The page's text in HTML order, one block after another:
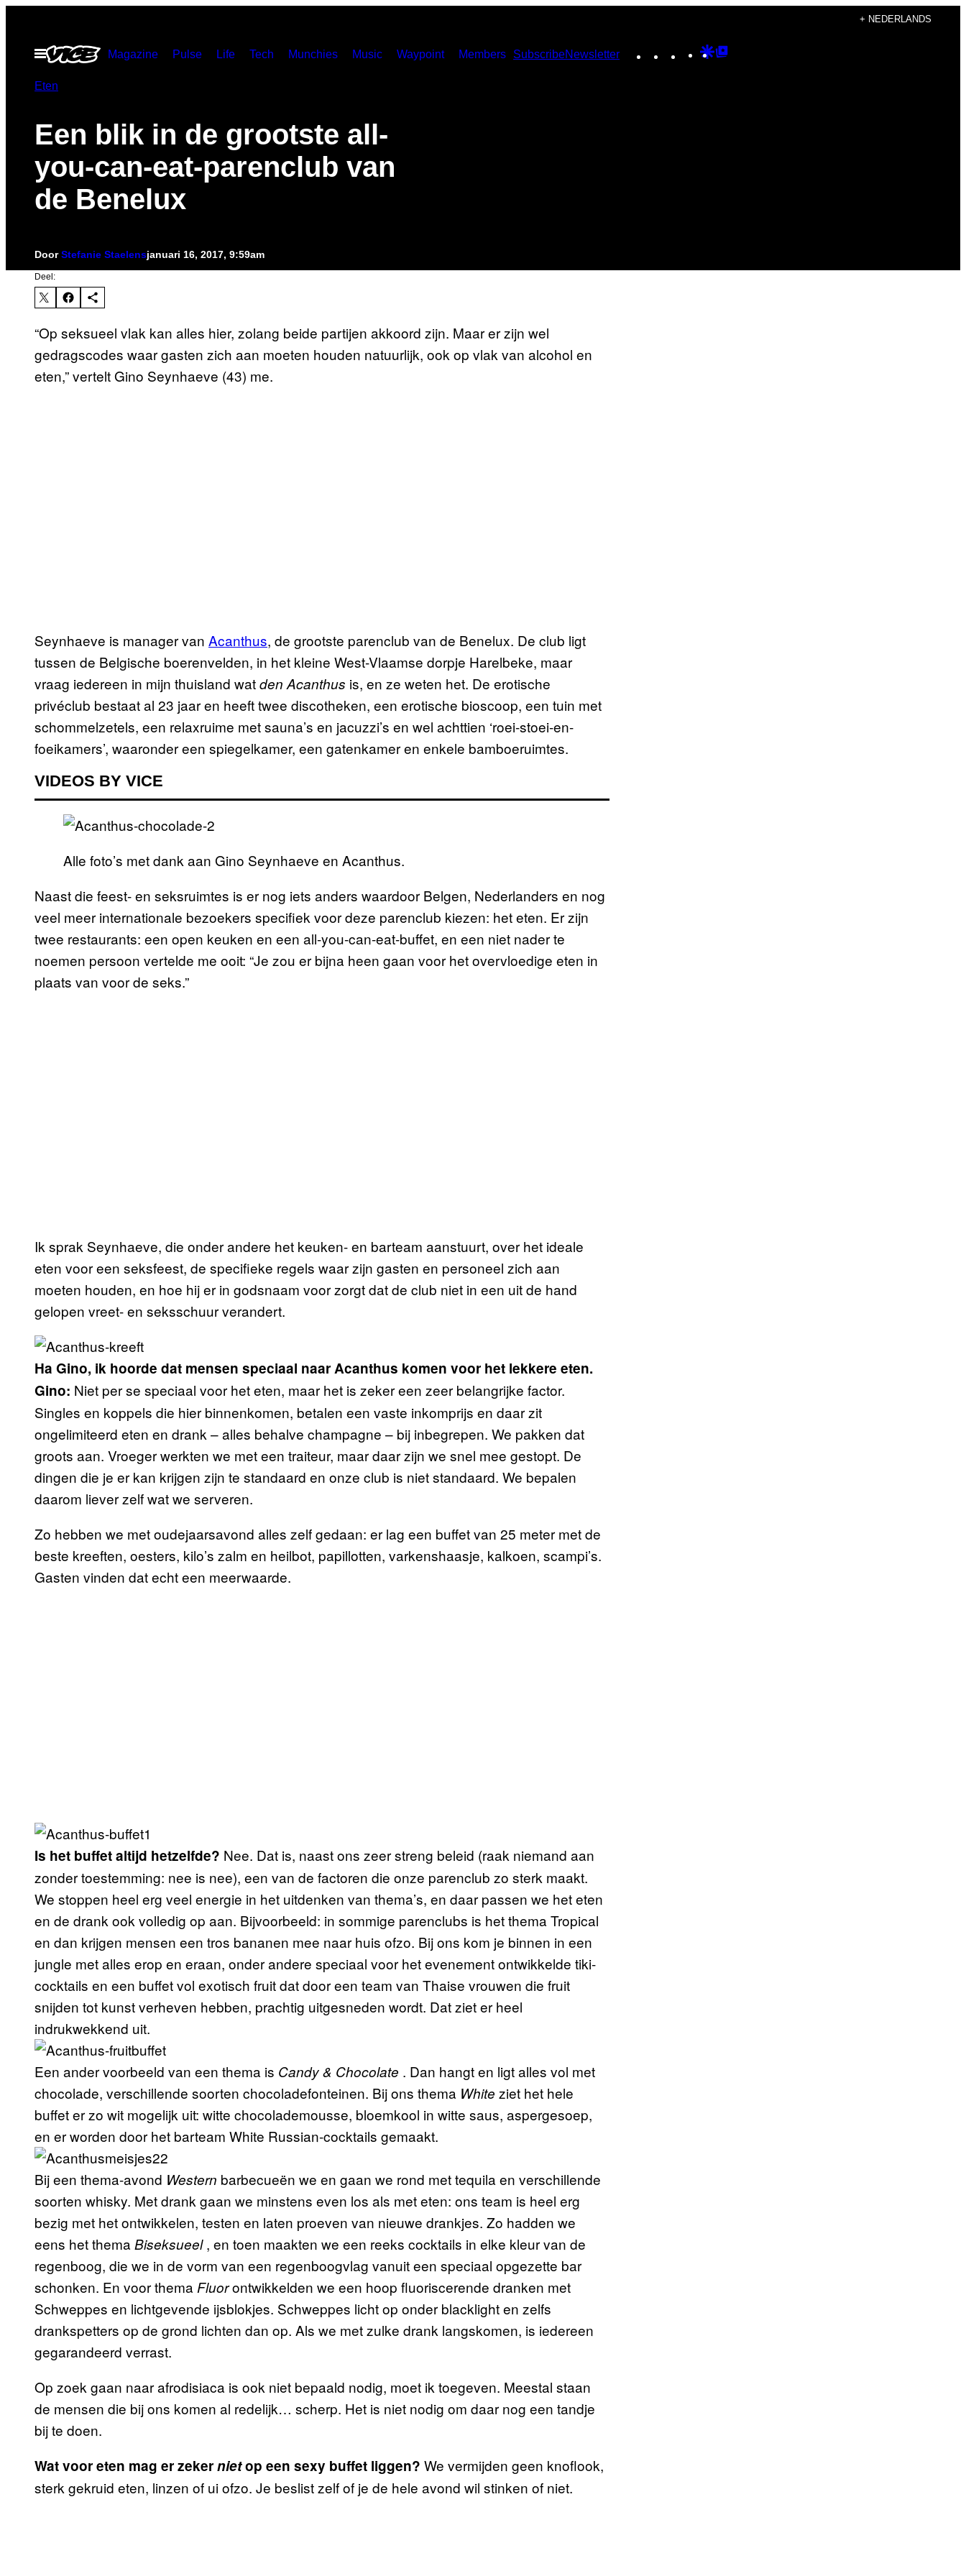
inhoud
+ NEDERLANDS
Open
menu
Magazine Pulse Life Tech Munchies Music Waypoint Members SubscribeNewsletter Instagram
TikTokYouTube
Google
Eten
Een blik in de grootste all-
you-can-eat-parenclub van
de Benelux
DoorStefanie Staelensjanuari 16, 2017, 9:59am
Deel:
“Op seksueel vlak kan alles hier, zolang beide partijen akkoord zijn. Maar er zijn wel
gedragscodes waar gasten zich aan moeten houden natuurlijk, ook op vlak van alcohol en
eten,” vertelt Gino Seynhaeve (43) me.
Seynhaeve is manager van Acanthus, de grootste parenclub van de Benelux. De club ligt
tussen de Belgische boerenvelden, in het kleine West-Vlaamse dorpje Harelbeke, maar
vraag iedereen in mijn thuisland watden Acanthus is, en ze weten het. De erotische
privéclub bestaat al 23 jaar en heeft twee discotheken, een erotische bioscoop, een tuin met
schommelzetels, een relaxruime met sauna’s en jacuzzi’s en wel achttien ‘roei-stoei-en-
foeikamers’, waaronder een spiegelkamer, een gatenkamer en enkele bamboeruimtes.
VIDEOS BY VICE
Alle foto’s met dank aan Gino Seynhaeve en Acanthus.
Naast die feest- en seksruimtes is er nog iets anders waardoor Belgen, Nederlanders en nog
veel meer internationale bezoekers specifiek voor deze parenclub kiezen: het eten. Er zijn
twee restaurants: een open keuken en een all-you-can-eat-buffet, en een niet nader te
noemen persoon vertelde me ooit: “Je zou er bijna heen gaan voor het overvloedige eten in
plaats van voor de seks.”
Ik sprak Seynhaeve, die onder andere het keuken- en barteam aanstuurt, over het ideale
eten voor een seksfeest, de specifieke regels waar zijn gasten en personeel zich aan
moeten houden, en hoe hij er in godsnaam voor zorgt dat de club niet in een uit de hand
gelopen vreet- en seksschuur verandert.
Ha Gino, ik hoorde dat mensen speciaal naar Acanthus komen voor het lekkere eten.
Gino: Niet per se speciaal voor het eten, maar het is zeker een zeer belangrijke factor.
Singles en koppels die hier binnenkomen, betalen een vaste inkomprijs en daar zit
ongelimiteerd eten en drank – alles behalve champagne – bij inbegrepen. We pakken dat
groots aan. Vroeger werkten we met een traiteur, maar daar zijn we snel mee gestopt. De
dingen die je er kan krijgen zijn te standaard en onze club is niet standaard. We bepalen
daarom liever zelf wat we serveren.
Zo hebben we met oudejaarsavond alles zelf gedaan: er lag een buffet van 25 meter met de
beste kreeften, oesters, kilo’s zalm en heilbot, papillotten, varkenshaasje, kalkoen, scampi’s.
Gasten vinden dat echt een meerwaarde.
Is het buffet altijd hetzelfde? Nee. Dat is, naast ons zeer streng beleid (raak niemand aan
zonder toestemming: nee is nee), een van de factoren die onze parenclub zo sterk maakt.
We stoppen heel erg veel energie in het uitdenken van thema’s, en daar passen we het eten
en de drank ook volledig op aan. Bijvoorbeeld: in sommige parenclubs is het thema Tropical
en dan krijgen mensen een tros bananen mee naar huis ofzo. Bij ons kom je binnen in een
jungle met alles erop en eraan, onder andere speciaal voor het evenement ontwikkelde tiki-
cocktails en een buffet vol exotisch fruit dat door een team van Thaise vrouwen die fruit
snijden tot kunst verheven hebben, prachtig uitgesneden wordt. Dat ziet er heel
indrukwekkend uit.
Een ander voorbeeld van een thema is Candy & Chocolate . Dan hangt en ligt alles vol met
chocolade, verschillende soorten chocoladefonteinen. Bij ons thema White ziet het hele
buffet er zo wit mogelijk uit: witte chocolademousse, bloemkool in witte saus, aspergesoep,
en er worden door het barteam White Russian-cocktails gemaakt.
Bij een thema-avond Western barbecueën we en gaan we rond met tequila en verschillende
soorten whisky. Met drank gaan we minstens even los als met eten: ons team is heel erg
bezig met het ontwikkelen, testen en laten proeven van nieuwe drankjes. Zo hadden we
eens het thema Biseksueel , en toen maakten we een reeks cocktails in elke kleur van de
regenboog, die we in de vorm van een regenboogvlag vanuit een speciaal opgezette bar
schonken. En voor thema Fluorontwikkelden we een hoop fluoriscerende dranken met
Schweppes en lichtgevende ijsblokjes. Schweppes licht op onder blacklight en zelfs
drankspetters op de grond lichten dan op. Als we met zulke drank langskomen, is iedereen
gegarandeerd verrast.
Op zoek gaan naar afrodisiaca is ook niet bepaald nodig, moet ik toegeven. Meestal staan
de mensen die bij ons komen al redelijk… scherp. Het is niet nodig om daar nog een tandje
bij te doen.
Wat voor eten mag er zekernietop een sexy buffet liggen? We vermijden geen knoflook,
sterk gekruid eten, linzen of ui ofzo. Je beslist zelf of je de hele avond wil stinken of niet.